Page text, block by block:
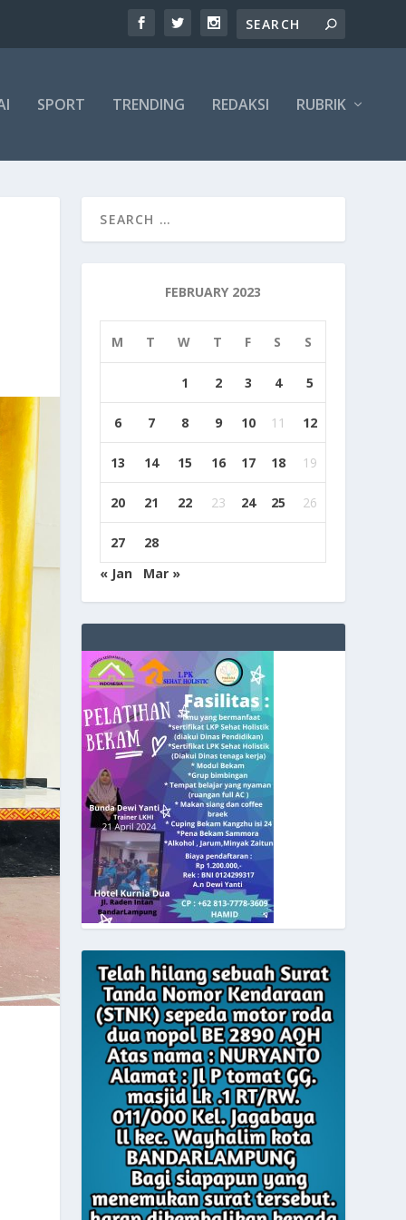
SPORT TRENDING REDAKSI RUBRIK
FEBRUARY 2023
M T W T F S S
1 2 3 4 5
6 7 8 9 10 11 12
13 14 15 16 17 18 19
20 21 22 23 24 25 26
27
28
« Jan
Mar »